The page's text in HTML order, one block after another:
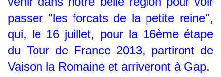
passer "les forcats de la petite reine",
qui, le 16 juillet, pour la 16ème étape
du Tour de France 2013, partiront de
Vaison la Romaine et arriveront à Gap.